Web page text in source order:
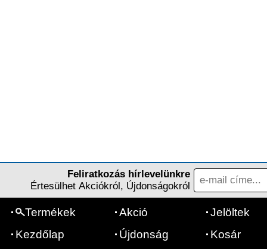
Feliratkozás hírlevelünkre
Értesülhet Akciókról, Újdonságokról
Termékek
Kezdőlap
Akció
Újdonság
Jelöltek
Kosár